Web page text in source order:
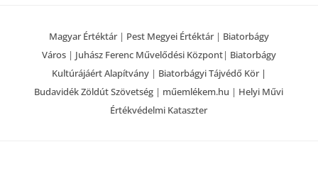
Magyar Értéktár| Pest Megyei Értéktár| Biatorbágy
Város| Juhász Ferenc Művelődési Központ| Biatorbágy
Kultúrájáért Alapítvány| Biatorbágyi Tájvédő Kör |
Budavidék Zöldút Szövetség | műemlékem.hu | Helyi Művi
Értékvédelmi Kataszter